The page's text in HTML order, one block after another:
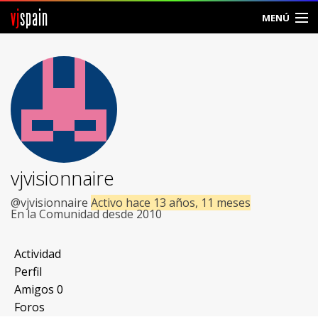
vjspain MENÚ
Foros
Noticias
Vjspain
Ayuda
Contacto
Entrar
Crear Cuenta
vjvisionnaire
@vjvisionnaire Activo hace 13 años, 11 meses
En la Comunidad desde 2010
Actividad
Perfil
Amigos 0
Foros